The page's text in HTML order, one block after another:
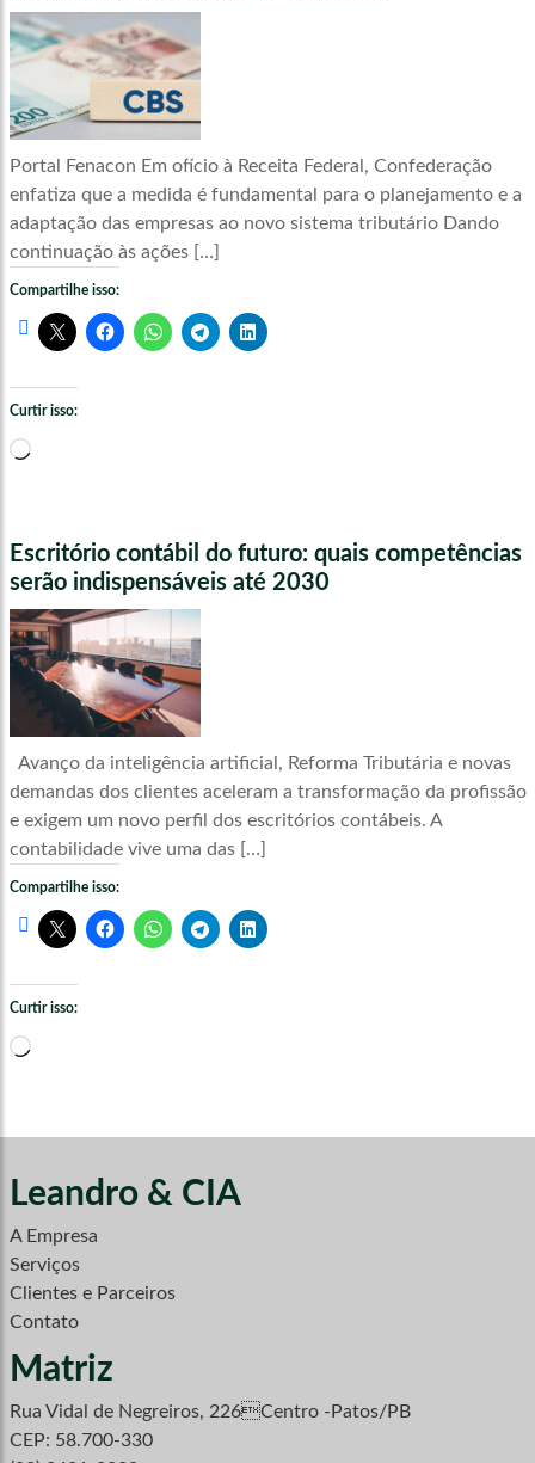
Portal Fenacon Em ofício à Receita Federal, Confederação
enfatiza que a medida é fundamental para o planejamento e a
adaptação das empresas ao novo sistema tributário Dando
continuação às ações […]
Compartilhe isso:
Curtir isso:
Carregando...
Escritório contábil do futuro: quais competências
serão indispensáveis até 2030
Avanço da inteligência artificial, Reforma Tributária e novas
demandas dos clientes aceleram a transformação da profissão
e exigem um novo perfil dos escritórios contábeis. A
contabilidade vive uma das […]
Compartilhe isso:
Curtir isso:
Carregando...
Leandro & CIA
A Empresa
Serviços
Clientes e Parceiros
Contato
Matriz
Rua Vidal de Negreiros, 226Centro -Patos/PB
CEP: 58.700-330